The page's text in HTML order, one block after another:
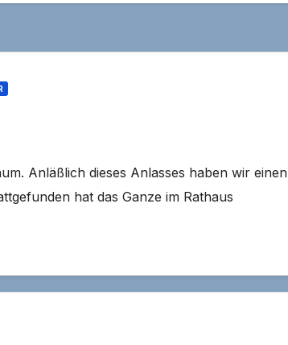
Anläßlich dieses Anlasses haben wir einen
hat das Ganze im Rathaus